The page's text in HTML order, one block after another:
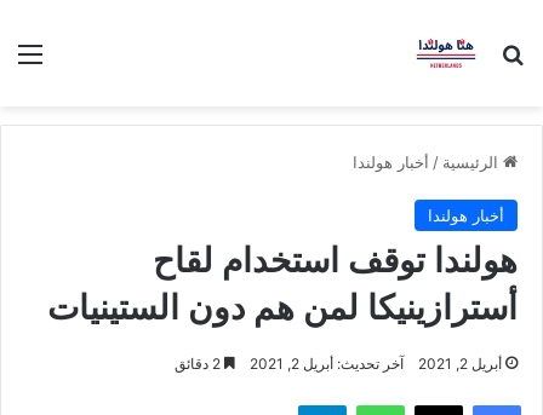
بحث عن
الرئيسية / أخبار هولندا
أخبار هولندا
هولندا توقف استخدام لقاح
أسترازينيكا لمن هم دون الستينيات
أبريل 2, 2021 آخر تحديث: أبريل 2, 2021
فيسبوك ‫X واتساب تيلقرام